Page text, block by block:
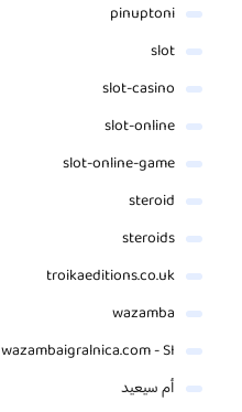
pinuptoni
slot
slot-casino
slot-online
slot-online-game
steroid
steroids
troikaeditions.co.uk
wazamba
wazambaigralnica.com - SI
أم سيعيد